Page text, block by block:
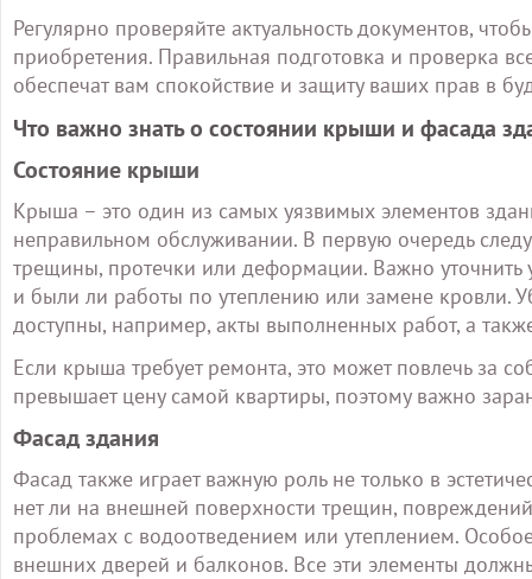
Регулярно проверяйте актуальность документов,
приобретения. Правильная подготовка и проверка
обеспечат вам спокойствие и защиту ваших прав в
Что важно знать о состоянии крыши и фасада
Состояние крыши
Крыша – это один из самых уязвимых элементов
неправильном обслуживании. В первую очередь
трещины, протечки или деформации. Важно
и были ли работы по утеплению или замене кровли.
доступны, например, акты выполненных работ, а
Если крыша требует ремонта, это может повлечь за
превышает цену самой квартиры, поэтому важно
Фасад здания
Фасад также играет важную роль не только в
нет ли на внешней поверхности трещин,
проблемах с водоотведением или утеплением.
внешних дверей и балконов. Все эти элементы